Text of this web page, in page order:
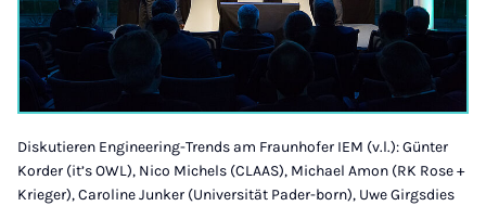
Diskutieren Engineering-Trends am Fraunhofer IEM (v.l.): Günter
Korder (it’s OWL), Nico Michels (CLAAS), Michael Amon (RK Rose +
Krieger), Caroline Junker (Universität Pader-born), Uwe Girgsdies